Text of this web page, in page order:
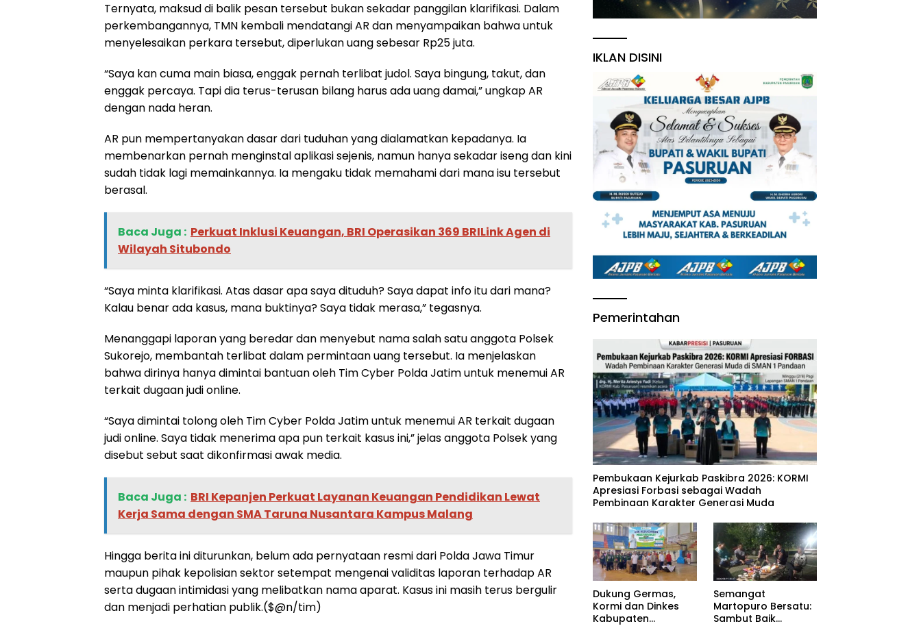
Ternyata, maksud di balik pesan tersebut bukan sekadar panggilan klarifikasi. Dalam
perkembangannya, TMN kembali mendatangi AR dan menyampaikan bahwa untuk
menyelesaikan perkara tersebut, diperlukan uang sebesar Rp25 juta.
“Saya kan cuma main biasa, enggak pernah terlibat judol. Saya bingung, takut, dan
enggak percaya. Tapi dia terus-terusan bilang harus ada uang damai,” ungkap AR
dengan nada heran.
AR pun mempertanyakan dasar dari tuduhan yang dialamatkan kepadanya. Ia
membenarkan pernah menginstal aplikasi sejenis, namun hanya sekadar iseng dan kini
sudah tidak lagi memainkannya. Ia mengaku tidak memahami dari mana isu tersebut
berasal.
Baca Juga : Perkuat Inklusi Keuangan, BRI Operasikan 369 BRILink Agen di
Wilayah Situbondo
“Saya minta klarifikasi. Atas dasar apa saya dituduh? Saya dapat info itu dari mana?
Kalau benar ada kasus, mana buktinya? Saya tidak merasa,” tegasnya.
Menanggapi laporan yang beredar dan menyebut nama salah satu anggota Polsek
Sukorejo, membantah terlibat dalam permintaan uang tersebut. Ia menjelaskan
bahwa dirinya hanya dimintai bantuan oleh Tim Cyber Polda Jatim untuk menemui AR
terkait dugaan judi online.
“Saya dimintai tolong oleh Tim Cyber Polda Jatim untuk menemui AR terkait dugaan
judi online. Saya tidak menerima apa pun terkait kasus ini,” jelas anggota Polsek yang
disebut sebut saat dikonfirmasi awak media.
Baca Juga : BRI Kepanjen Perkuat Layanan Keuangan Pendidikan Lewat
Kerja Sama dengan SMA Taruna Nusantara Kampus Malang
Hingga berita ini diturunkan, belum ada pernyataan resmi dari Polda Jawa Timur
maupun pihak kepolisian sektor setempat mengenai validitas laporan terhadap AR
serta dugaan intimidasi yang melibatkan nama aparat. Kasus ini masih terus bergulir
dan menjadi perhatian publik.($@n/tim)
IKLAN DISINI
Pemerintahan
‎Pembukaan Kejurkab Paskibra 2026: KORMI
Apresiasi Forbasi sebagai Wadah
Pembinaan Karakter Generasi Muda
Dukung Germas,
Kormi dan Dinkes
Kabupaten
Semangat
Martopuro Bersatu:
Sambut Baik